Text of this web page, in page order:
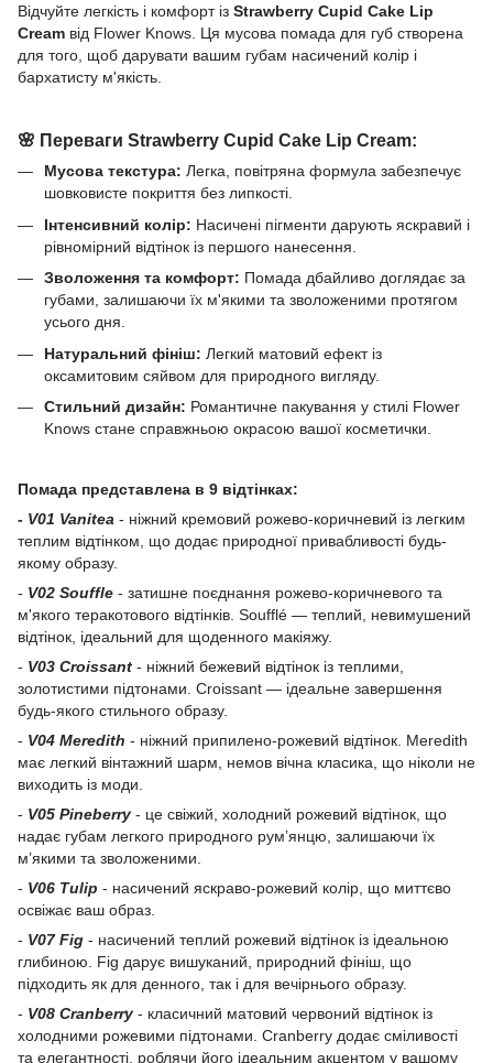
Відчуйте легкість і комфорт із Strawberry Cupid Cake Lip
Cream від Flower Knows. Ця мусова помада для губ створена
для того, щоб дарувати вашим губам насичений колір і
бархатисту м'якість.
🌸 Переваги Strawberry Cupid Cake Lip Cream:
Мусова текстура: Легка, повітряна формула забезпечує
шовковисте покриття без липкості.
Інтенсивний колір: Насичені пігменти дарують яскравий і
рівномірний відтінок із першого нанесення.
Зволоження та комфорт: Помада дбайливо доглядає за
губами, залишаючи їх м'якими та зволоженими протягом
усього дня.
Натуральний фініш: Легкий матовий ефект із
оксамитовим сяйвом для природного вигляду.
Стильний дизайн: Романтичне пакування у стилі Flower
Knows стане справжньою окрасою вашої косметички.
Помада представлена в 9 відтінках:
- V01 Vanitea - ніжний кремовий рожево-коричневий із легким
теплим відтінком, що додає природної привабливості будь-
якому образу.
- V02 Souffle - затишне поєднання рожево-коричневого та
м'якого теракотового відтінків. Soufflé — теплий, невимушений
відтінок, ідеальний для щоденного макіяжу.
- V03 Croissant - ніжний бежевий відтінок із теплими,
золотистими підтонами. Croissant — ідеальне завершення
будь-якого стильного образу.
- V04 Meredith - ніжний припилено-рожевий відтінок. Meredith
має легкий вінтажний шарм, немов вічна класика, що ніколи не
виходить із моди.
- V05 Pineberry - це свіжий, холодний рожевий відтінок, що
надає губам легкого природного рум’янцю, залишаючи їх
м’якими та зволоженими.
- V06 Tulip - насичений яскраво-рожевий колір, що миттєво
освіжає ваш образ.
- V07 Fig - насичений теплий рожевий відтінок із ідеальною
глибиною. Fig дарує вишуканий, природний фініш, що
підходить як для денного, так і для вечірнього образу.
- V08 Cranberry - класичний матовий червоний відтінок із
холодними рожевими підтонами. Cranberry додає сміливості
та елегантності, роблячи його ідеальним акцентом у вашому